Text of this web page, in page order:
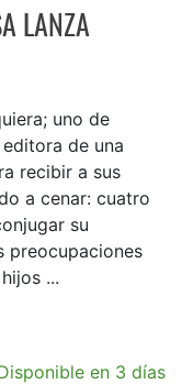
LANZA
uno de
de una
recibir a sus
a cenar: cuatro
su
preocupaciones
...
en 3 días